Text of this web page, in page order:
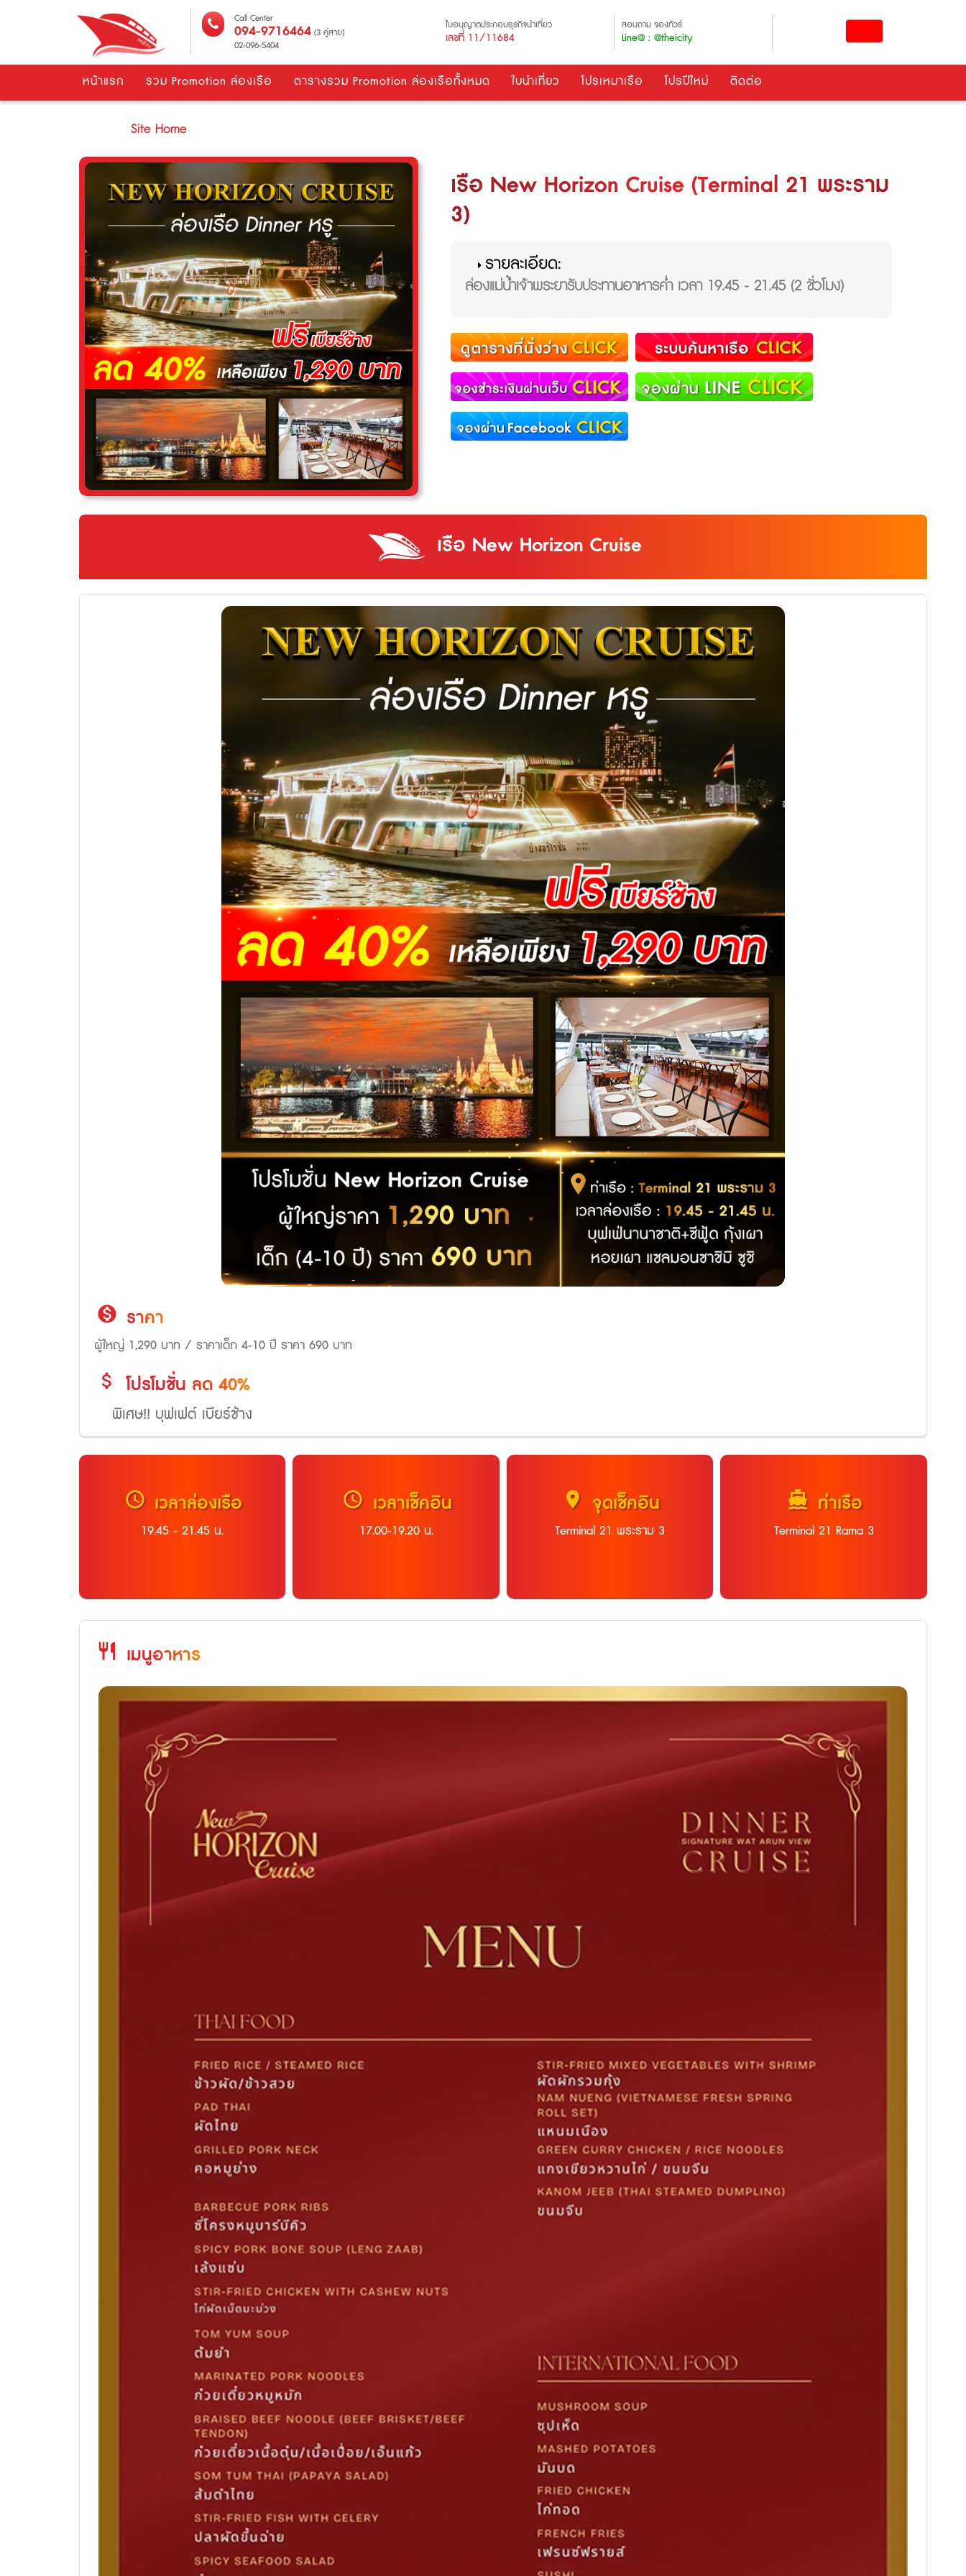
Call Center
094-9716464 (3 คู่สาย)
02-096-5404
ใบอนุญาตประกอบธุรกิจนำเที่ยว
เลขที่ 11/11684
สอบถาม จองทัวร์
Line@ : @theicity
หน้าแรก รวม Promotion ล่องเรือ ตารางรวม Promotion ล่องเรือทั้งหมด ใบนำเที่ยว โปรเหมาเรือ โปรปีใหม่ ติดต่อ
Site Home
เรือ New Horizon Cruise (Terminal 21 พระราม
3)
รายละเอียด:
ล่องแม่น้ำเจ้าพระยารับประทานอาหารค่ำ เวลา 19.45 - 21.45 (2 ชั่วโมง)
เรือ New Horizon Cruise
monetization_on ราคา
ผู้ใหญ่ 1,290 บาท / ราคาเด็ก 4-10 ปี ราคา 690 บาท
attach_money โปรโมชั่น ลด 40%
พิเศษ!! บุฟเฟต์ เบียร์ช้าง
schedule เวลาล่องเรือ
19.45 - 21.45 น.
schedule เวลาเช็คอิน
17.00-19.20 น.
location_on จุดเช็คอิน
Terminal 21 พระราม 3
directions_boat ท่าเรือ
Terminal 21 Rama 3
restaurant เมนูอาหาร